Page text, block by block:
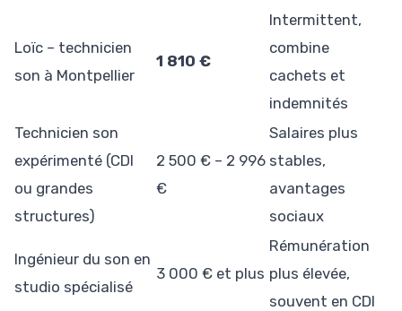
Loïc – technicien
son à Montpellier
1 810 €
Intermittent,
combine
cachets et
indemnités
Technicien son
expérimenté (CDI
ou grandes
structures)
2 500 € – 2 996
€
Salaires plus
stables,
avantages
sociaux
Ingénieur du son en
studio spécialisé
3 000 € et plus
Rémunération
plus élevée,
souvent en CDI